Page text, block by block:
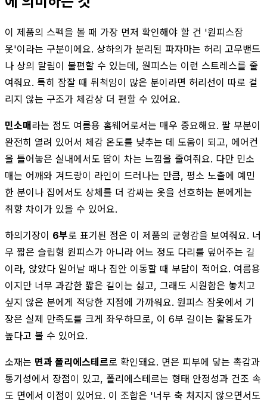
이 제품의 스펙을 볼 때 가장 먼저 확인해야 할 건 '원피스잠
옷'이라는 구분이에요. 상하의가 분리된 파자마는 허리 고무밴드
나 상의 말림이 불편할 수 있는데, 원피스는 이런 스트레스를 줄
여줘요. 특히 잠잘 때 뒤척임이 많은 분이라면 허리선이 따로 걸
리지 않는 구조가 체감상 더 편할 수 있어요.
민소매라는 점도 여름용 홈웨어로서는 매우 중요해요. 팔 부분이
완전히 열려 있어서 체감 온도를 낮추는 데 도움이 되고, 에어컨
을 틀어놓은 실내에서도 땀이 차는 느낌을 줄여줘요. 다만 민소
매는 어깨와 겨드랑이 라인이 드러나는 만큼, 평소 노출에 예민
한 분이나 집에서도 상체를 더 감싸는 옷을 선호하는 분에게는
취향 차이가 있을 수 있어요.
하의기장이 6부로 표기된 점은 이 제품의 균형감을 보여줘요. 너
무 짧은 슬립형 원피스가 아니라 어느 정도 다리를 덮어주는 길
이라, 앉았다 일어날 때나 집안 이동할 때 부담이 적어요. 여름용
이지만 너무 과감한 짧은 길이는 싫고, 그래도 시원함은 놓치고
싶지 않은 분에게 적당한 지점에 가까워요. 원피스 잠옷에서 기
장은 실제 만족도를 크게 좌우하므로, 이 6부 길이는 활용도가
높다고 볼 수 있어요.
소재는 면과 폴리에스테르로 확인돼요. 면은 피부에 닿는 촉감과
통기성에서 장점이 있고, 폴리에스테르는 형태 안정성과 건조 속
도 면에서 이점이 있어요. 이 조합은 '너무 축 처지지 않으면서도